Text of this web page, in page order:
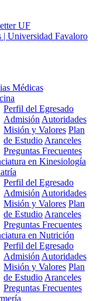
UF
Médicas
Perfil del Egresado
Admisión Autoridades
Misión y Valores Plan
de Estudio Aranceles
Preguntas Frecuentes
en Kinesiología
Perfil del Egresado
Admisión Autoridades
Misión y Valores Plan
de Estudio Aranceles
Preguntas Frecuentes
en Nutrición
Perfil del Egresado
Admisión Autoridades
Misión y Valores Plan
de Estudio Aranceles
Preguntas Frecuentes